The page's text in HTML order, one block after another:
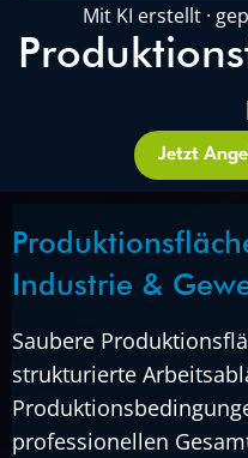
Mit KI erstellt ·
Jetzt
Industrie &
Saubere
strukturierte
professionellen